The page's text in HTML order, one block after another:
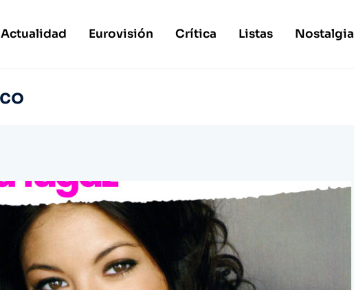
Actualidad Eurovisión Crítica Listas Nostalgia